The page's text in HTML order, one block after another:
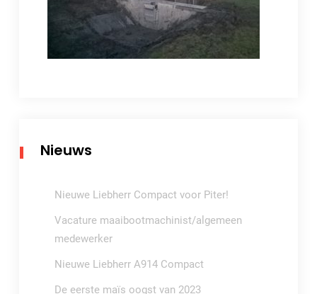
Nieuws
Nieuwe Liebherr Compact voor Piter!
Vacature maaibootmachinist/algemeen
medewerker
Nieuwe Liebherr A914 Compact
De eerste maïs oogst van 2023